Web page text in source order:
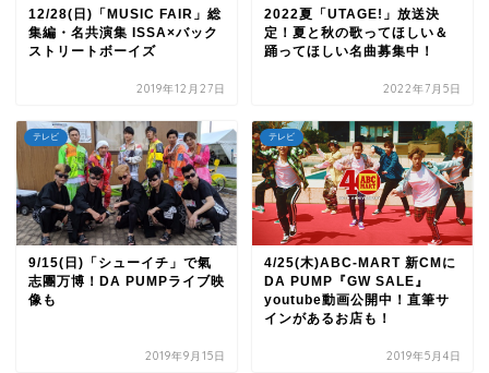
12/28(日)「MUSIC FAIR」総
集編・名共演集 ISSA×バック
ストリートボーイズ
2019年12月27日
2022夏「UTAGE!」放送決
定！夏と秋の歌ってほしい＆
踊ってほしい名曲募集中！
2022年7月5日
テレビ
9/15(日)「シューイチ」で氣
志團万博！DA PUMPライブ映
像も
2019年9月15日
テレビ
4/25(木)ABC-MART 新CMに
DA PUMP『GW SALE』
youtube動画公開中！直筆サ
インがあるお店も！
2019年5月4日